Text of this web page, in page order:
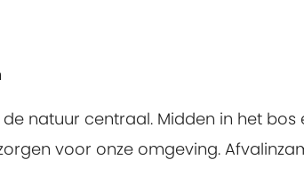
natuur centraal. Midden in het
voor onze omgeving.